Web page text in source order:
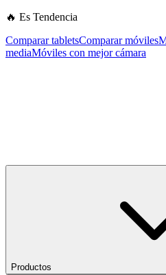
🔥 Es Tendencia
Comparar tabletsComparar móviles
mediaMóviles con mejor cámara
Productos